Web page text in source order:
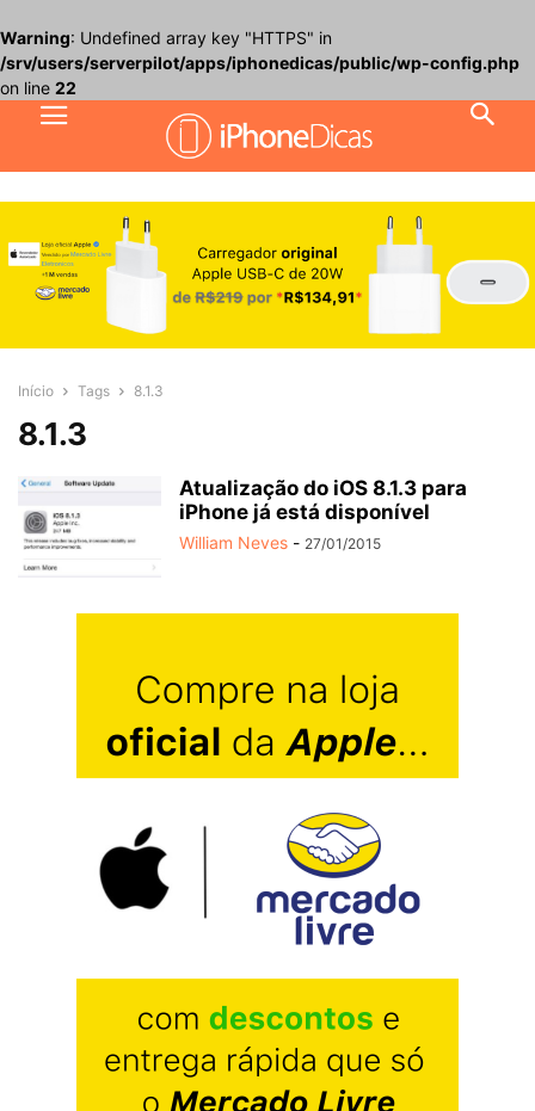
Warning: Undefined array key "HTTPS" in
/srv/users/serverpilot/apps/iphonedicas/public/wp-config.php
on line 22
Início Tags 8.1.3
8.1.3
Atualização do iOS 8.1.3 para
iPhone já está disponível
William Neves - 27/01/2015